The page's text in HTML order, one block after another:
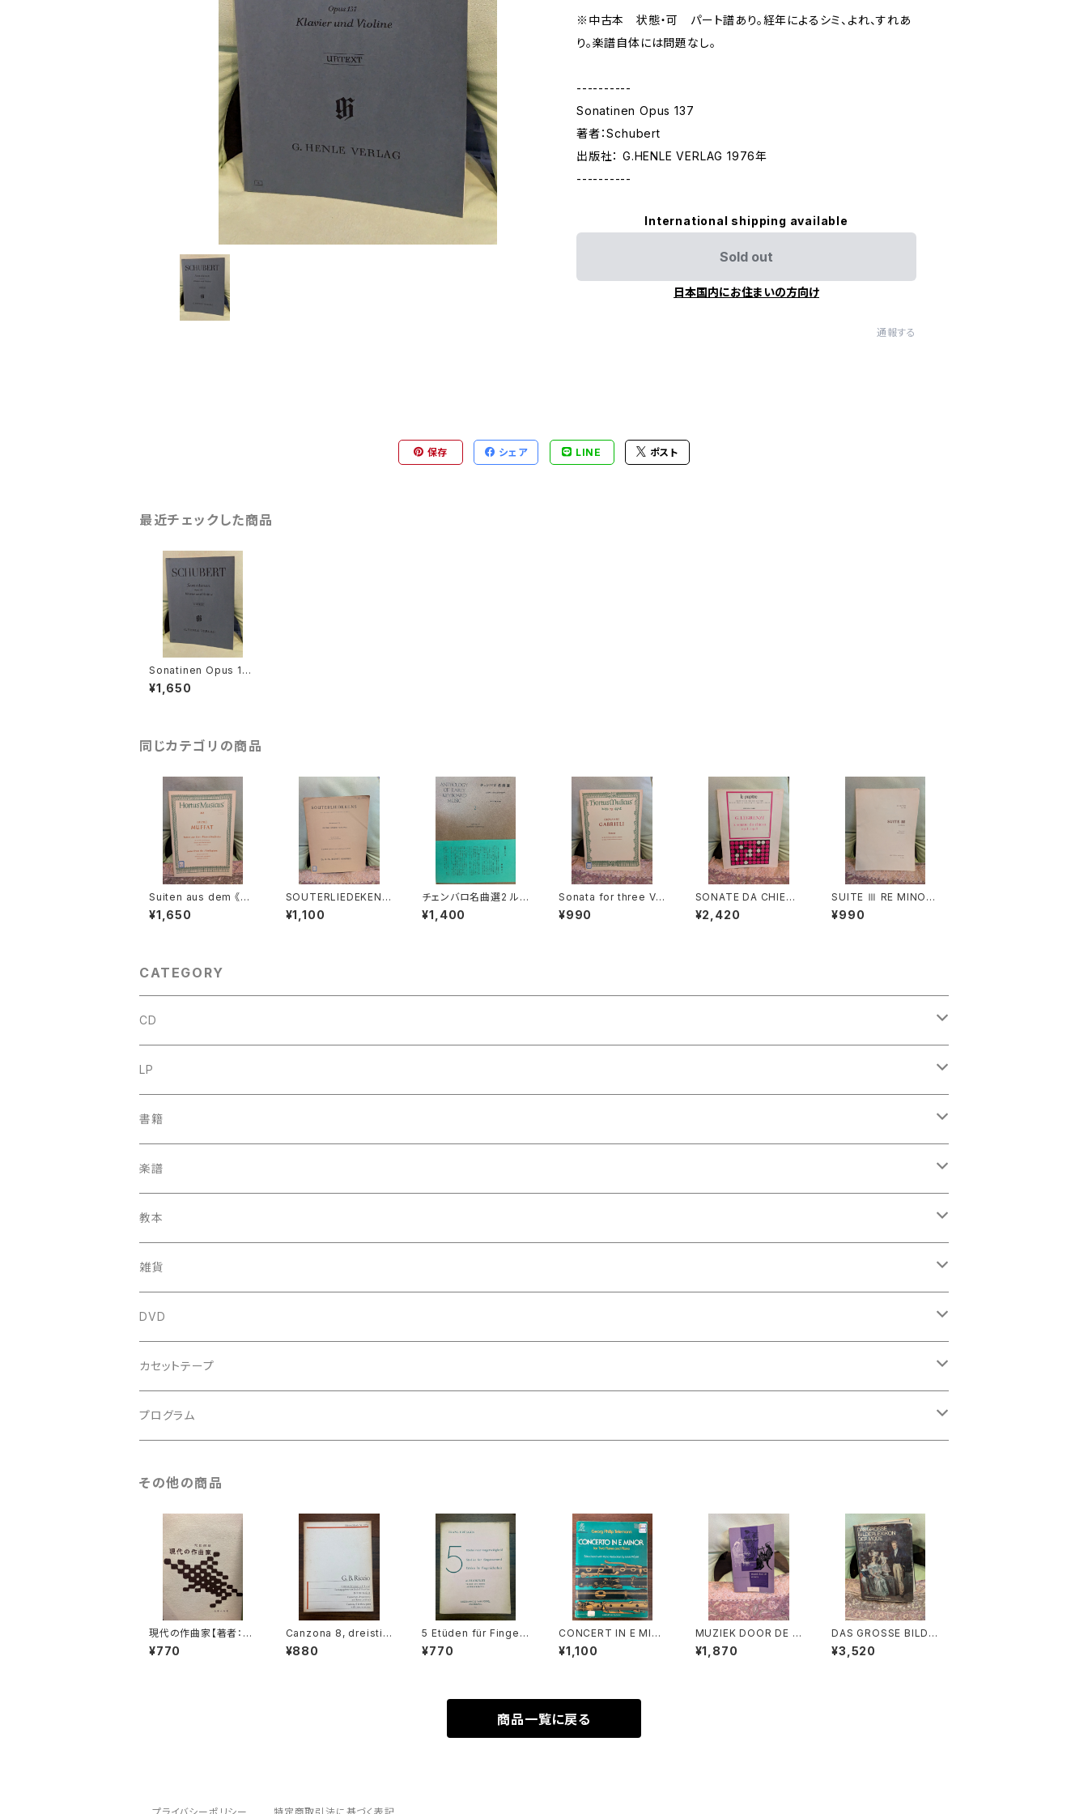
※中古本 状態・可 パート譜あり。経年によるシミ、よれ、すれあ
り。楽譜自体には問題なし。
----------
Sonatinen Opus 137
著者：Schubert
出版社： G.HENLE VERLAG 1976年
----------
International shipping available
Sold out
日本国内にお住まいの方向け
通報する
保存 シェア LINE ポスト
最近チェックした商品
Sonatinen Opus 137
【著者：Schubert】出版
社： G.HENLE VERLA
¥1,650
同じカテゴリの商品
Suiten aus dem 《Bli
menbüschlein》【著
者：MUFFAT】出版社：
¥1,650
SOUTERLIEDEKENS
(Ps.Ⅰ,Ⅻ,XXXⅠ,XXX
Ⅷ,XL,XLⅡ,LⅢ,LXV)
¥1,100
チェンバロ名曲選2 ル
ネサンスからロココまで
【編集：野村満男】出版：
¥1,400
Sonata for three Vi
olins and Basso co
ntinuo【著者：GABRIE
¥990
SONATE DA CHIESA
Op.4 - Op.8【著者：G.
LEGRENZI】出版社：H
¥2,420
SUITE Ⅲ RE MINOR
E【著者：DIEUPART】
出版社：EDITION MO
¥990
CATEGORY
CD
古楽
中古CD
鍋島元子関連CD
古楽以外
中古CD
LP
古楽
中古LP
鍋島元子関連LP
古楽以外
中古LP
書籍
古楽関係
中古本
新古本
古楽以外
中古本
中古本
楽譜
古楽関係
スコア
鍵盤用
古楽以外
スコア
教本
古楽関係
古楽以外
雑貨
トートバッグ
バロック
ルネサンス
DVD
古楽
古楽以外
カセットテープ
古楽
プログラム
古楽以外
その他の商品
現代の作曲家【著者：柴
田南雄】出版社：音楽之
友社 昭和33年
¥770
Canzona 8, dreistim
mig mit Basso conti
nuo【著者：GIOVANNI
¥880
5 Etüden für Finger
sicherheit ALTBLOC
KFLÖTE【著者：FRAN
¥770
CONCERT IN E MIN
OR for two Flutes a
nd Piano【著者：Geor
¥1,100
MUZIEK DOOR DE E
EUWEN 3【著者：DRS.
W.C.M.KLOPPENBU
¥1,870
DAS GROSSE BILDE
RLEXIKON DER MO
DE【著者：Ludmila Ky
¥3,520
商品一覧に戻る